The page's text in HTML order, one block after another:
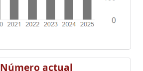
Número actual